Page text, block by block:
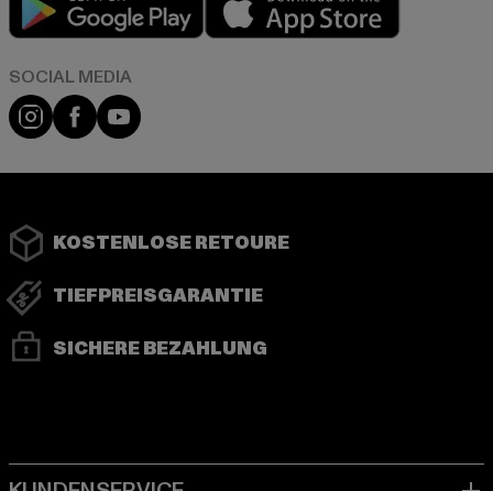
Instagram
FacebookYouTube
KOSTENLOSE RETOURE
TIEFPREISGARANTIE
SICHERE BEZAHLUNG